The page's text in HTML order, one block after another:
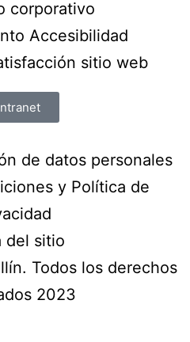
corporativo
Accesibilidad
sitio web
de datos personales
y Política de
del sitio
Todos los derechos
2023